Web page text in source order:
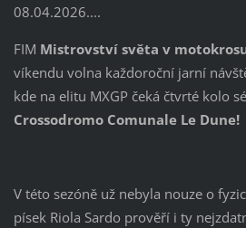
08.04.2026....
FIM Mistrovství světa v
víkendu volna každoroční jarní
kde na elitu MXGP čeká čtvrté kolo
Crossodromo Comunale Le Dune!
V této sezóně už nebyla nouze o
písek Riola Sardo prověří i ty